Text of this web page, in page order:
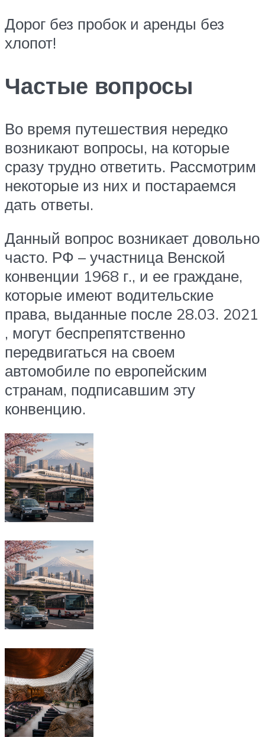
Дорог без пробок и аренды без
хлопот!
Частые вопросы
Во время путешествия нередко
возникают вопросы, на которые
сразу трудно ответить. Рассмотрим
некоторые из них и постараемся
дать ответы.
Данный вопрос возникает довольно
часто. РФ – участница Венской
конвенции 1968 г., и ее граждане,
которые имеют водительские
права, выданные после 28.03. 2021
, могут беспрепятственно
передвигаться на своем
автомобиле по европейским
странам, подписавшим эту
конвенцию.